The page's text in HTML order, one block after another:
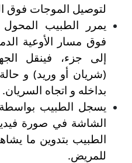
لتوصيل الموجات فوق
فوق مسار الأوعية
إلى جزء، فينقل
(شريان أو وريد) و
بداخله و اتجاه السريان.
يسجل الطبيب
الشاشة في صورة
الطبيب بتدوين ما
للمريض.